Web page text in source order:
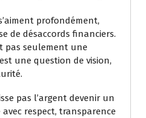
profondément,
de désaccords financiers.
pas seulement une
une question de vision,
pas l’argent devenir un
respect, transparence